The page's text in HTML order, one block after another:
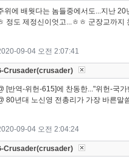
위에 배웟다는 놈들중에서도...지난
정도 제정신이엇고...ㅎㅎ 군장교까
09-04 오전 2:07:41
Crusader(crusader)
[반역-위헌-615]에 찬동한..."위헌-국
80년대 노신영 전총리가 가장 바른말
09-04 오전 2:04:24
Crusader(crusader)